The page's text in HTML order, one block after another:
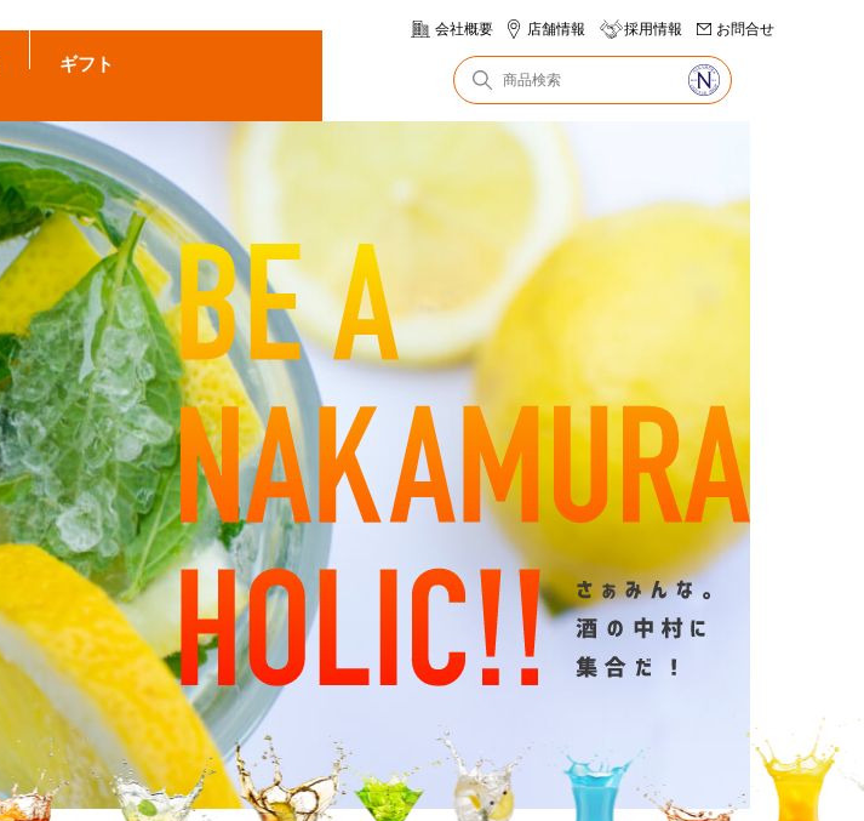
ギフト
会社概要 店舗情報 採用情報 お問合せ